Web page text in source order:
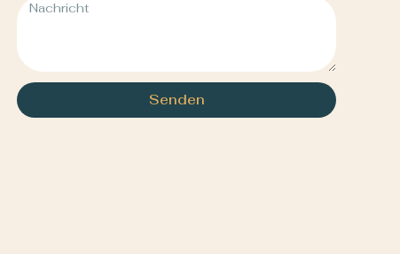
Senden